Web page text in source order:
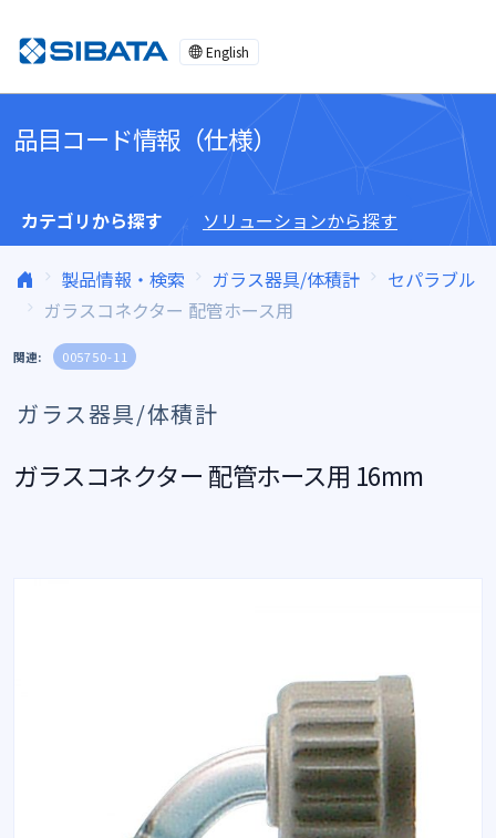
English
品目コード情報（仕様）
カテゴリから探す ソリューションから探す
製品情報・検索 ガラス器具/体積計
セパラブル
ガラスコネクター 配管ホース用
関連: 005750-11
ガラス器具/体積計
ガラスコネクター 配管ホース用 16mm